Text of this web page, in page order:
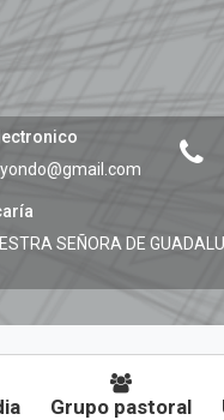
SEÑORA DE
Grupo pastoral